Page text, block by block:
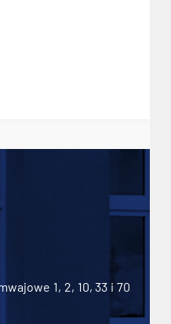
1, 2, 10, 33 i 70